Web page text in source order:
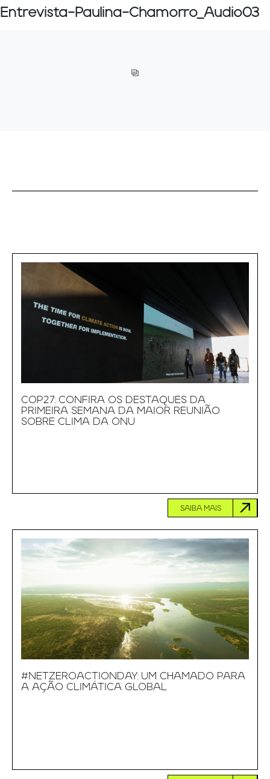
Entrevista-Paulina-Chamorro_Audio03
COP27: CONFIRA OS DESTAQUES DA
PRIMEIRA SEMANA DA MAIOR REUNIÃO
SOBRE CLIMA DA ONU
SAIBA MAIS
#NETZEROACTIONDAY: UM CHAMADO PARA
A AÇÃO CLIMÁTICA GLOBAL